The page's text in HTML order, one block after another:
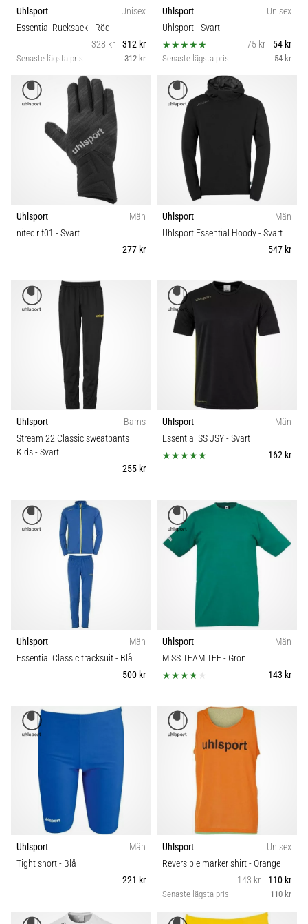
Uhlsport
Unisex
Essential Rucksack- Röd
328 kr
312 kr
Senaste lägsta pris 312 kr
Uhlsport
Unisex
Uhlsport- Svart
75 kr
54 kr
Senaste lägsta pris 54 kr
Uhlsport
Män
nitec r f01 - Svart
277 kr
Uhlsport
Män
Uhlsport Essential Hoody- Svart
547 kr
Uhlsport
Barns
Stream 22 Classic sweatpants
Kids- Svart
255 kr
Uhlsport
Män
Essential SS JSY- Svart
162 kr
Uhlsport
Män
Essential Classic tracksuit- Blå
500 kr
Uhlsport
Män
M SS TEAM TEE- Grön
143 kr
Uhlsport
Män
Tight short- Blå
221 kr
Uhlsport
Unisex
Reversible marker shirt- Orange
143 kr
110 kr
Senaste lägsta pris 110 kr